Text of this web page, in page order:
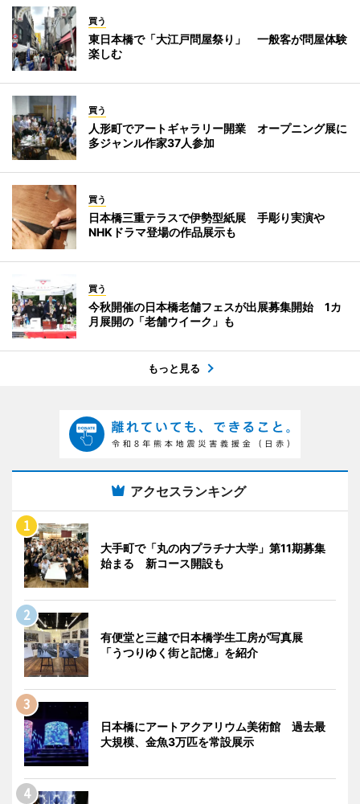
買う
東日本橋で「大江戸問屋祭り」 一般客が問屋体験
楽しむ
買う
人形町でアートギャラリー開業 オープニング展に
多ジャンル作家37人参加
買う
日本橋三重テラスで伊勢型紙展 手彫り実演や
NHKドラマ登場の作品展示も
買う
今秋開催の日本橋老舗フェスが出展募集開始 1カ
月展開の「老舗ウイーク」も
もっと見る
アクセスランキング
大手町で「丸の内プラチナ大学」第11期募集
始まる 新コース開設も
有便堂と三越で日本橋学生工房が写真展
「うつりゆく街と記憶」を紹介
日本橋にアートアクアリウム美術館 過去最
大規模、金魚3万匹を常設展示